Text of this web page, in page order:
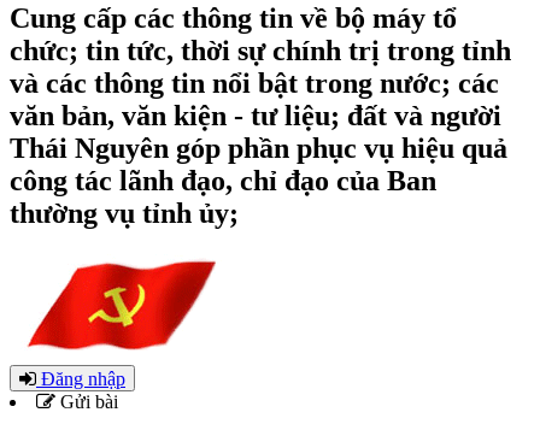
Cung cấp các thông tin về bộ máy tổ
chức; tin tức, thời sự chính trị trong tỉnh
và các thông tin nổi bật trong nước; các
văn bản, văn kiện - tư liệu; đất và người
Thái Nguyên góp phần phục vụ hiệu quả
công tác lãnh đạo, chỉ đạo của Ban
thường vụ tỉnh ủy;
Đăng nhập
Gửi bài